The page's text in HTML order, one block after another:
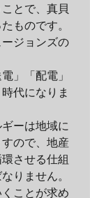
とで、真貝
ものです。
ジョンズの
」「配電」
代になりま
ーは地域に
ので、地産
させる仕組
りません。
ことが求め